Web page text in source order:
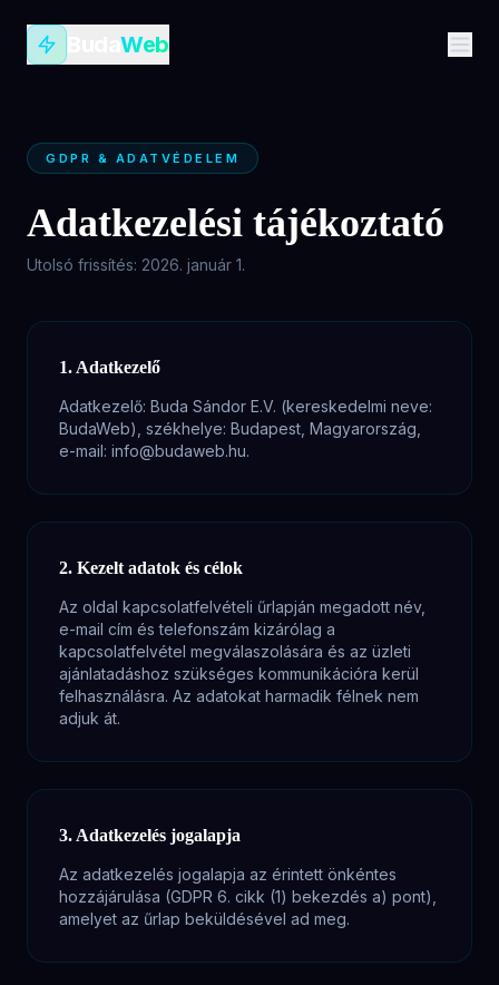
Web
GDPR & ADATVÉDELEM
Adatkezelési tájékoztató
Utolsó frissítés: 2026. január 1.
1. Adatkezelő
Adatkezelő: Buda Sándor E.V. (kereskedelmi neve:
BudaWeb), székhelye: Budapest, Magyarország,
e-mail: info@budaweb.hu.
2. Kezelt adatok és célok
Az oldal kapcsolatfelvételi űrlapján megadott név,
e-mail cím és telefonszám kizárólag a
kapcsolatfelvétel megválaszolására és az üzleti
ajánlatadáshoz szükséges kommunikációra kerül
felhasználásra. Az adatokat harmadik félnek nem
adjuk át.
3. Adatkezelés jogalapja
Az adatkezelés jogalapja az érintett önkéntes
hozzájárulása (GDPR 6. cikk (1) bekezdés a) pont),
amelyet az űrlap beküldésével ad meg.